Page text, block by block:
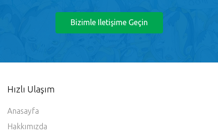
Bizimle Iletişime Geçin
Hızlı Ulaşım
Anasayfa
Hakkımızda